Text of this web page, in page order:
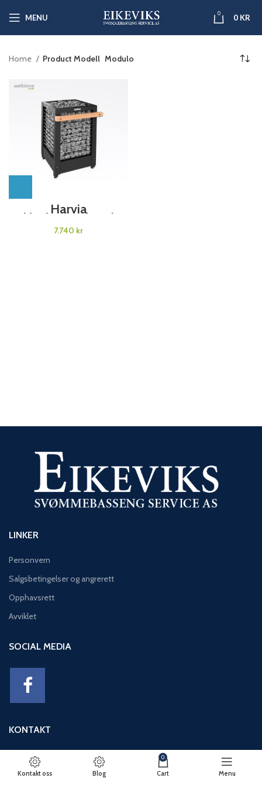
MENU 0 0 KR
Home Product Modell Modulo
Harvia
Sikkerhedsgelænder
kr
LINKER
Personvern
Salgsbetingelser og angrerett
Opphavsrett
Avviklet
SOCIAL MEDIA
KONTAKT
Adresse: Eikeviken 49, 5043 BERGEN
Telefon: 95 12 52 30
E-post: basseng@eikeviks.no
Kontakt oss Blog
0
Cart Menu